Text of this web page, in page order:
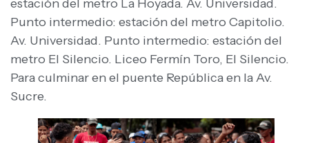
estación del metro La Hoyada. Av. Universidad.
Punto intermedio: estación del metro Capitolio.
Av. Universidad. Punto intermedio: estación del
metro El Silencio. Liceo Fermín Toro, El Silencio.
Para culminar en el puente República en la Av.
Sucre.